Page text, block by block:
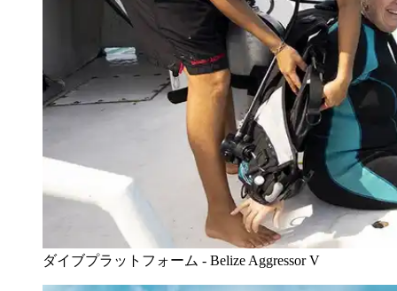
ダイブプラットフォーム - Belize Aggressor V